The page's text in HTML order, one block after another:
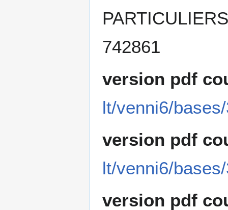
742861
version pdf
lt/venni6/
version pdf
lt/venni6/
version pdf